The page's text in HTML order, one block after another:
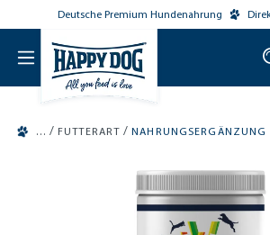
springen
Deutsche Premium Hundenahrung
/ FUTTERART / NAHRUNGSERGÄNZUNG